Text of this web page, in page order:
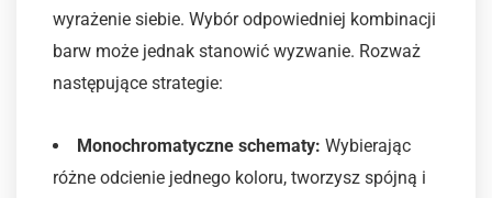
wyrażenie siebie. Wybór odpowiedniej kombinacji
barw może jednak stanowić wyzwanie. Rozważ
następujące strategie:
Monochromatyczne schematy: Wybierając
różne odcienie jednego koloru, tworzysz spójną i